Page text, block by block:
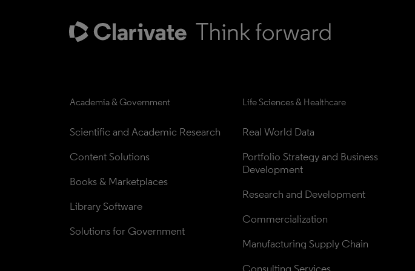
Academia & Government
Scientific and Academic Research
Content Solutions
Books & Marketplaces
Library Software
Solutions for Government
Life Sciences & Healthcare
Real World Data
Portfolio Strategy and Business
Development
Research and Development
Commercialization
Manufacturing Supply Chain